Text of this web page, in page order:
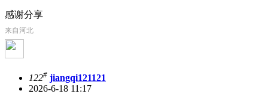
感谢分享
来自河北
122# jiangqi121121
2026-6-18 11:17